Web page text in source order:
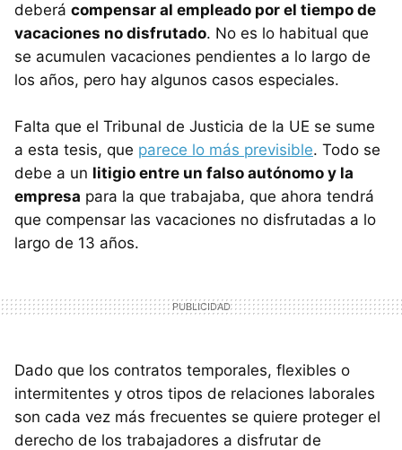
deberá compensar al empleado por el tiempo de
vacaciones no disfrutado. No es lo habitual que
se acumulen vacaciones pendientes a lo largo de
los años, pero hay algunos casos especiales.
Falta que el Tribunal de Justicia de la UE se sume
a esta tesis, que parece lo más previsible. Todo se
debe a un litigio entre un falso autónomo y la
empresa para la que trabajaba, que ahora tendrá
que compensar las vacaciones no disfrutadas a lo
largo de 13 años.
Dado que los contratos temporales, flexibles o
intermitentes y otros tipos de relaciones laborales
son cada vez más frecuentes se quiere proteger el
derecho de los trabajadores a disfrutar de